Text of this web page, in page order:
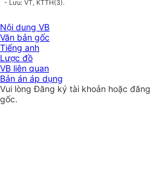
- Lưu: VT, KTTH(3).
Nội dung VB
Văn bản gốc
Tiếng anh
Lược đồ
VB liên quan
Bản án áp dụng
Vui lòngĐăng ký tài khoản hoặc đăng
gốc.